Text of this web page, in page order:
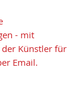
- mit
Künstler für
Email.